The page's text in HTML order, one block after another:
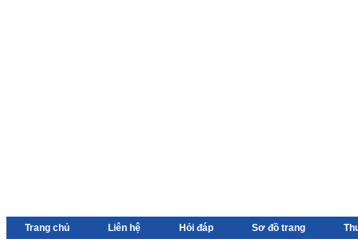
Trang chủ Liên hệ Hỏi đáp Sơ đồ trang